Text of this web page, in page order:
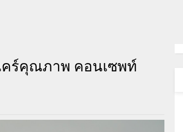
แคร์คุณภาพ คอนเซพท์